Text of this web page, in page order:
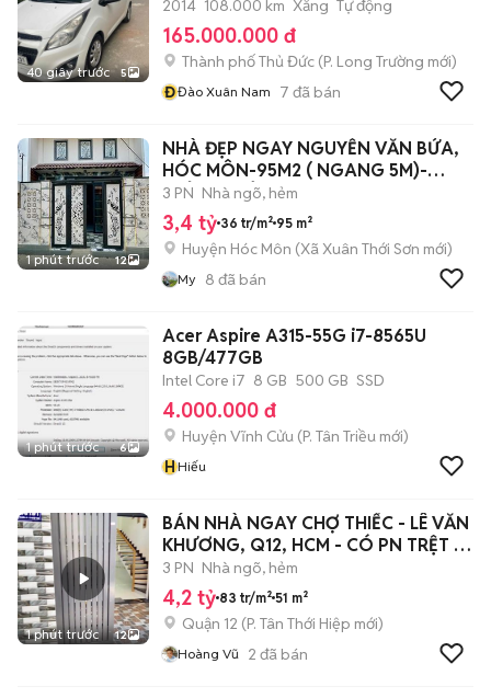
40 giây trước 5
2014 108.000 km Xăng Tự động
165.000.000 đ
Thành phố Thủ Đức (P. Long Trường mới)
ĐĐào Xuân Nam 7 đã bán
1 phút trước 12
NHÀ ĐẸP NGAY NGUYỄN VĂN BỨA,
HÓC MÔN-95M2 ( NGANG 5M)-
NHỈNH 3 TỶ
3 PN Nhà ngõ, hẻm
3,4 tỷ 36 tr/m² 95 m²
Huyện Hóc Môn (Xã Xuân Thới Sơn mới)
My 8 đã bán
1 phút trước 6
Acer Aspire A315-55G i7-8565U
8GB/477GB
Intel Core i7 8 GB 500 GB SSD
4.000.000 đ
Huyện Vĩnh Cửu (P. Tân Triều mới)
HHiếu
1 phút trước 12
BÁN NHÀ NGAY CHỢ THIẾC - LÊ VĂN
KHƯƠNG, Q12, HCM - CÓ PN TRỆT -
4.2 TY
3 PN Nhà ngõ, hẻm
4,2 tỷ 83 tr/m² 51 m²
Quận 12 (P. Tân Thới Hiệp mới)
Hoàng Vũ 2 đã bán